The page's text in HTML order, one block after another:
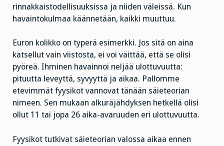
rinnakkaistodellisuuksissa ja niiden väleissä. Kun
havaintokulmaa käännetään, kaikki muuttuu.
Euron kolikko on typerä esimerkki. Jos sitä on aina
katsellut vain viistosta, ei voi väittää, että se olisi
pyöreä. Ihminen havainnoi neljää ulottuvuutta:
pituutta leveyttä, syvyyttä ja aikaa. Pallomme
etevimmät fyysikot vannovat tänään säieteorian
nimeen. Sen mukaan alkuräjähdyksen hetkellä olisi
ollut 11 tai jopa 26 aika-avaruuden eri ulottuvuutta.
Fyysikot tutkivat säieteorian valossa aikaa ennen